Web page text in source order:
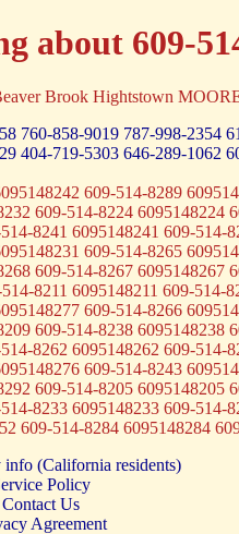
about 609-
Brook Hightstown
760-858-9019 787-998-2354
404-719-5303 646-289-1062
609-514-8289
609-514-8224
8241 6095148241 609-
609-514-8265
609-514-8267
8211 6095148211 609-
609-514-8266
609-514-8238
8262 6095148262 609-
609-514-8243
609-514-8205
8233 6095148233 609-
609-514-8284 6095148284
(California residents)
Policy
Contact Us
Agreement